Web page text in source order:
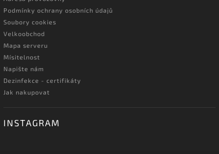
Podmínky ochrany osobních údajů
Soubory cookies
Velkoobchod
Mapa serveru
Mísitelnost
Napište nám
Dezinfekce - certifikáty
Jak nakupovat
INSTAGRAM